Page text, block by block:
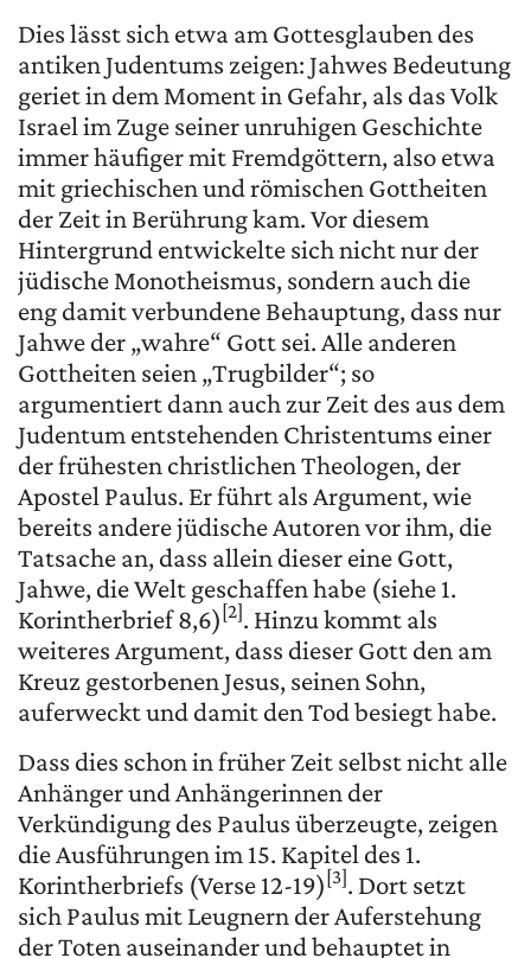
Dies lässt sich etwa am Gottesglauben des
antiken Judentums zeigen: Jahwes Bedeutung
geriet in dem Moment in Gefahr, als das Volk
Israel im Zuge seiner unruhigen Geschichte
immer häufiger mit Fremdgöttern, also etwa
mit griechischen und römischen Gottheiten
der Zeit in Berührung kam. Vor diesem
Hintergrund entwickelte sich nicht nur der
jüdische Monotheismus, sondern auch die
eng damit verbundene Behauptung, dass nur
Jahwe der „wahre“ Gott sei. Alle anderen
Gottheiten seien „Trugbilder“; so
argumentiert dann auch zur Zeit des aus dem
Judentum entstehenden Christentums einer
der frühesten christlichen Theologen, der
Apostel Paulus. Er führt als Argument, wie
bereits andere jüdische Autoren vor ihm, die
Tatsache an, dass allein dieser eine Gott,
Jahwe, die Welt geschaffen habe (siehe 1.
Korintherbrief 8,6) [2]. Hinzu kommt als
weiteres Argument, dass dieser Gott den am
Kreuz gestorbenen Jesus, seinen Sohn,
auferweckt und damit den Tod besiegt habe.
Dass dies schon in früher Zeit selbst nicht alle
Anhänger und Anhängerinnen der
Verkündigung des Paulus überzeugte, zeigen
die Ausführungen im 15. Kapitel des 1.
Korintherbriefs (Verse 12-19) [3]. Dort setzt
sich Paulus mit Leugnern der Auferstehung
der Toten auseinander und behauptet in